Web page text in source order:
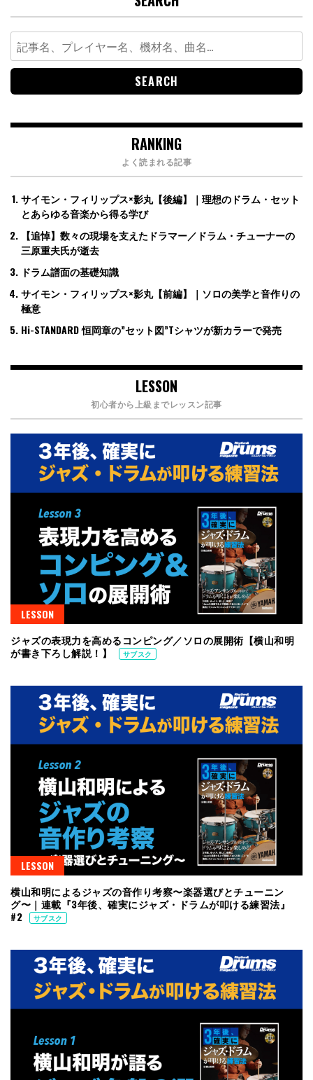
Search
for:
RANKING
よく読まれる記事
サイモン・フィリップス×影丸【後編】｜理想のドラム・セット
とあらゆる音楽から得る学び
【追悼】数々の現場を支えたドラマー／ドラム・チューナーの
三原重夫氏が逝去
ドラム譜面の基礎知識
サイモン・フィリップス×影丸【前編】｜ソロの美学と音作りの
極意
Hi-STANDARD 恒岡章の”セット図”Tシャツが新カラーで発売
LESSON
初心者から上級までレッスン記事
LESSON
ジャズの表現力を高めるコンピング／ソロの展開術【横山和明
が書き下ろし解説！】
サブスク
LESSON
横山和明によるジャズの音作り考察〜楽器選びとチューニン
グ〜｜連載『3年後、確実にジャズ・ドラムが叩ける練習法』
#2
サブスク